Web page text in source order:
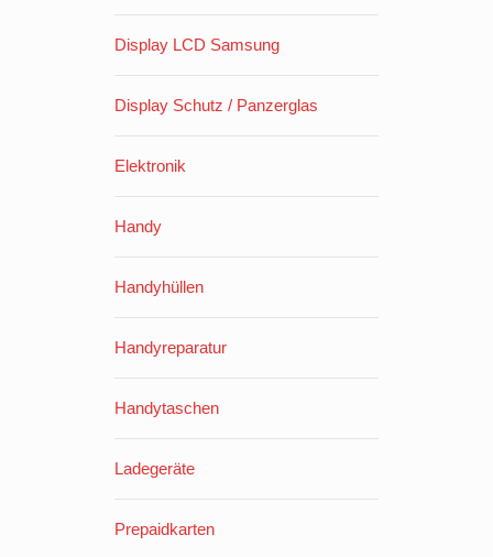
Display LCD Samsung
Display Schutz / Panzerglas
Elektronik
Handy
Handyhüllen
Handyreparatur
Handytaschen
Ladegeräte
Prepaidkarten